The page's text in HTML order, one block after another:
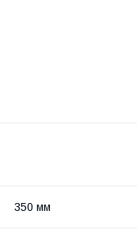
350 мм